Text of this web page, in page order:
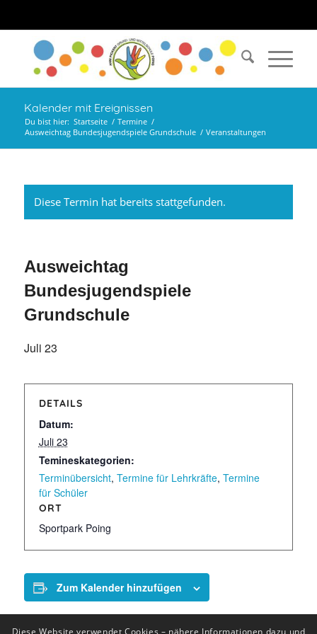
Kalender mit Ereignissen
Du bist hier: Startseite / Termine /
Ausweichtag Bundesjugendspiele Grundschule / Veranstaltungen
Diese Termin hat bereits stattgefunden.
Ausweichtag
Bundesjugendspiele
Grundschule
Juli 23
DETAILS
Datum:
Juli 23
Temineskategorien:
Terminübersicht, Termine für Lehrkräfte, Termine
für Schüler
ORT
Sportpark Poing
Zum Kalender hinzufügen